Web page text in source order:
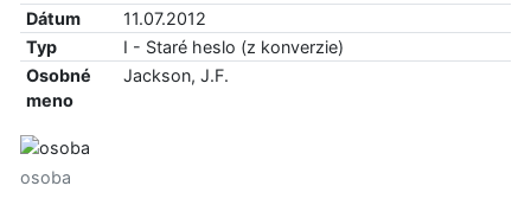
Dátum
11.07.2012
Typ
I - Staré heslo (z konverzie)
Osobné
meno
Jackson, J.F.
osoba